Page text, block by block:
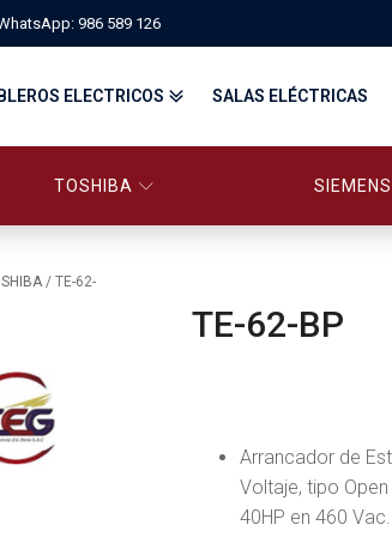
986 589 126
TERMOMAGNÉTICOS
Y CONTROL
UPS
ELECTRICOS
TABLEROS ELÉCTRICOS DISTRIBUCIÓN Y
SALAS ELÉCTRICAS
TOSHIBA SIEMENS
/ TE-62-
TE-62-BP
Arrancador de
Voltaje, tipo
40HP en 460